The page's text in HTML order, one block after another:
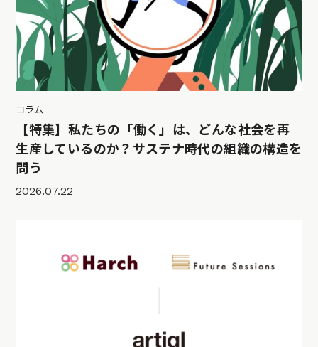
コラム
【特集】私たちの「働く」は、どんな社会を再
生産しているのか？サステナ時代の組織の構造を
問う
2026.07.22